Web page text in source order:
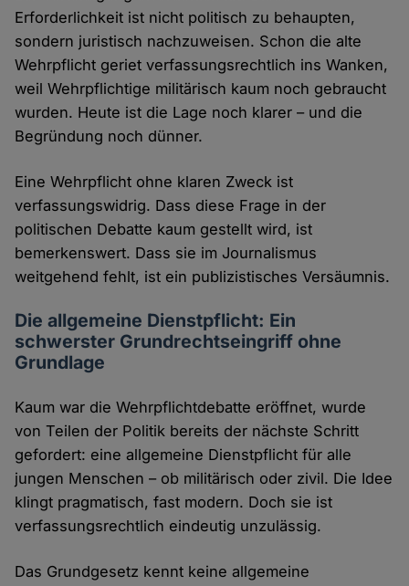
Erforderlichkeit ist nicht politisch zu behaupten,
sondern juristisch nachzuweisen. Schon die alte
Wehrpflicht geriet verfassungsrechtlich ins Wanken,
weil Wehrpflichtige militärisch kaum noch gebraucht
wurden. Heute ist die Lage noch klarer – und die
Begründung noch dünner.
Eine Wehrpflicht ohne klaren Zweck ist
verfassungswidrig. Dass diese Frage in der
politischen Debatte kaum gestellt wird, ist
bemerkenswert. Dass sie im Journalismus
weitgehend fehlt, ist ein publizistisches Versäumnis.
Die allgemeine Dienstpflicht: Ein
schwerster Grundrechtseingriff ohne
Grundlage
Kaum war die Wehrpflichtdebatte eröffnet, wurde
von Teilen der Politik bereits der nächste Schritt
gefordert: eine allgemeine Dienstpflicht für alle
jungen Menschen – ob militärisch oder zivil. Die Idee
klingt pragmatisch, fast modern. Doch sie ist
verfassungsrechtlich eindeutig unzulässig.
Das Grundgesetz kennt keine allgemeine